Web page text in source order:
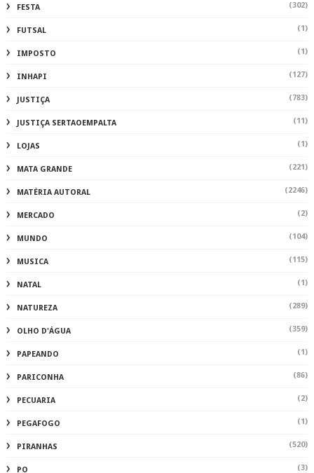
FESTA (302)
FUTSAL (1)
IMPOSTO (1)
INHAPI (127)
JUSTIÇA (783)
JUSTIÇA SERTAOEMPALTA (11)
LOJAS (1)
MATA GRANDE (221)
MATÉRIA AUTORAL (2246)
MERCADO (2)
MUNDO (104)
MUSICA (115)
NATAL (1)
NATUREZA (289)
OLHO D'ÁGUA (359)
PAPEANDO (1)
PARICONHA (86)
PECUARIA (2)
PEGAFOGO (1)
PIRANHAS (520)
PO (3)